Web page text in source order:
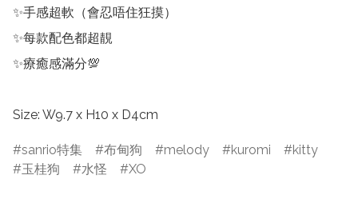
✨手感超軟（會忍唔住狂摸）
✨每款配色都超靚
✨療癒感滿分💯
Size: W9.7 x H10 x D4cm
sanrio特集 布甸狗 melody kuromi
kitty
玉桂狗
水怪 XO